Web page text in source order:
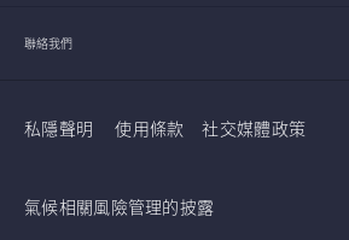
聯絡我們
私隱聲明 使用條款 社交媒體政策
氣候相關風險管理的披露